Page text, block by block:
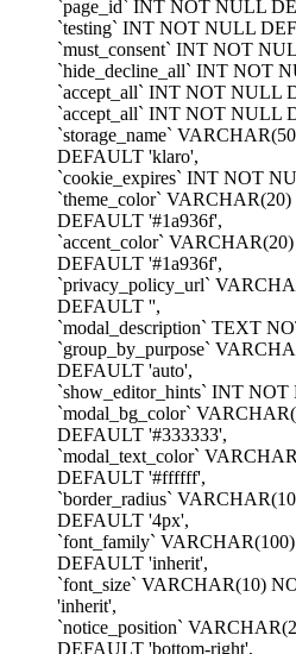
`page_id` INT NOT NULL
`testing` INT NOT NULL
`must_consent` INT NOT
`hide_decline_all` INT NOT
`accept_all` INT NOT NULL
`accept_all` INT NOT NULL
`storage_name`
DEFAULT 'klaro',
`cookie_expires` INT NOT
`theme_color`
DEFAULT '#1a936f',
`accent_color`
DEFAULT '#1a936f',
`privacy_policy_url`
DEFAULT '',
`modal_description` TEXT
`group_by_purpose`
DEFAULT 'auto',
`show_editor_hints` INT
`modal_bg_color`
DEFAULT '#333333',
`modal_text_color`
DEFAULT '#ffffff',
`border_radius`
DEFAULT '4px',
`font_family`
DEFAULT 'inherit',
`font_size` VARCHAR(10)
'inherit',
`notice_position`
DEFAULT 'bottom-right',